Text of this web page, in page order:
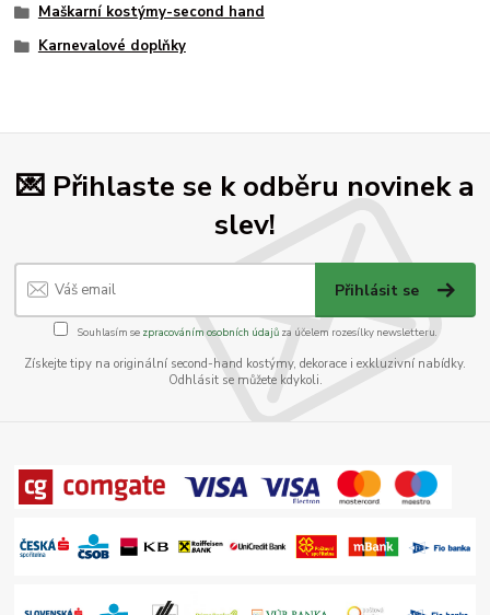
Maškarní kostýmy-second hand
Karnevalové doplňky
💌 Přihlaste se k odběru novinek a
slev!
Přihlásit se
Souhlasím se zpracováním osobních údajůza účelem rozesílky newsletteru.
Získejte tipy na originální second-hand kostýmy, dekorace i exkluzivní nabídky.
Odhlásit se můžete kdykoli.